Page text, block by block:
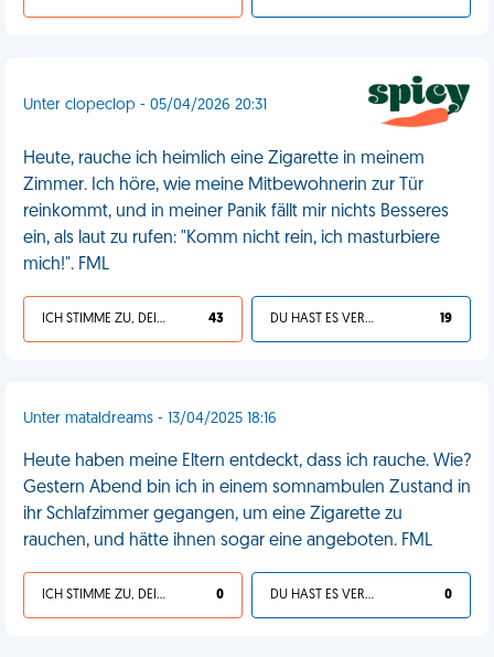
Unter clopeclop - 05/04/2026 20:31
Heute, rauche ich heimlich eine Zigarette in meinem
Zimmer. Ich höre, wie meine Mitbewohnerin zur Tür
reinkommt, und in meiner Panik fällt mir nichts Besseres
ein, als laut zu rufen: "Komm nicht rein, ich masturbiere
mich!". FML
ICH STIMME ZU, DEIN LEBEN IST SCHEISSE 43 DU HAST ES VERDIENT 19
Unter mataldreams - 13/04/2025 18:16
Heute haben meine Eltern entdeckt, dass ich rauche. Wie?
Gestern Abend bin ich in einem somnambulen Zustand in
ihr Schlafzimmer gegangen, um eine Zigarette zu
rauchen, und hätte ihnen sogar eine angeboten. FML
ICH STIMME ZU, DEIN LEBEN IST SCHEISSE 0 DU HAST ES VERDIENT 0